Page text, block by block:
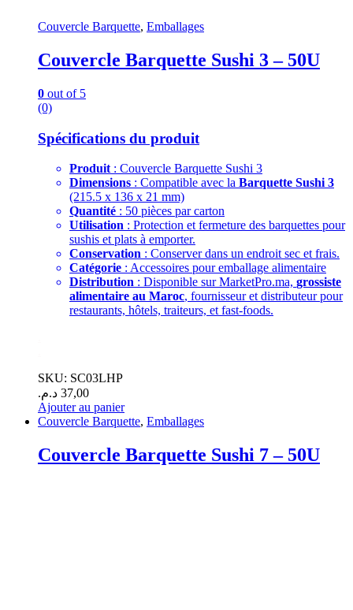
Couvercle Barquette, Emballages
Couvercle Barquette Sushi 3 – 50U
0 out of 5
(0)
Spécifications du produit
Produit : Couvercle Barquette Sushi 3
Dimensions : Compatible avec la Barquette Sushi 3
(215.5 x 136 x 21 mm)
Quantité : 50 pièces par carton
Utilisation : Protection et fermeture des barquettes pour
sushis et plats à emporter.
Conservation : Conserver dans un endroit sec et frais.
Catégorie : Accessoires pour emballage alimentaire
Distribution : Disponible sur MarketPro.ma, grossiste
alimentaire au Maroc, fournisseur et distributeur pour
restaurants, hôtels, traiteurs, et fast-foods.
SKU: SC03LHP
37,00 د.م.
Ajouter au panier
Couvercle Barquette, Emballages
Couvercle Barquette Sushi 7 – 50U